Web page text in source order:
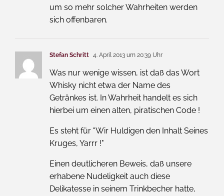
um so mehr solcher Wahrheiten werden
sich offenbaren.
Stefan Schritt 4. April 2013 um 20:39 Uhr
Was nur wenige wissen, ist daß das Wort
Whisky nicht etwa der Name des
Getränkes ist. In Wahrheit handelt es sich
hierbei um einen alten, piratischen Code !
Es steht für "Wir Huldigen den Inhalt Seines
Kruges, Yarrr !"
Einen deutlicheren Beweis, daß unsere
erhabene Nudeligkeit auch diese
Delikatesse in seinem Trinkbecher hatte,